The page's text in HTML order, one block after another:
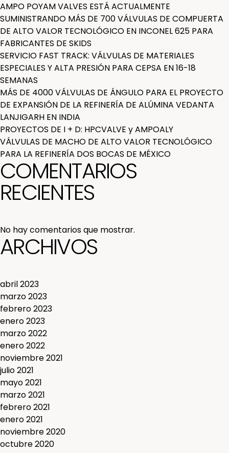
AMPO POYAM VALVES ESTÁ ACTUALMENTE
SUMINISTRANDO MÁS DE 700 VÁLVULAS DE COMPUERTA
DE ALTO VALOR TECNOLÓGICO EN INCONEL 625 PARA
FABRICANTES DE SKIDS
SERVICIO FAST TRACK: VÁLVULAS DE MATERIALES
ESPECIALES Y ALTA PRESIÓN PARA CEPSA EN 16-18
SEMANAS
MÁS DE 4000 VÁLVULAS DE ÁNGULO PARA EL PROYECTO
DE EXPANSIÓN DE LA REFINERÍA DE ALÚMINA VEDANTA
LANJIGARH EN INDIA
PROYECTOS DE I + D: HPCVALVE y AMPOALY
VÁLVULAS DE MACHO DE ALTO VALOR TECNOLÓGICO
PARA LA REFINERÍA DOS BOCAS DE MÉXICO
COMENTARIOS
RECIENTES
No hay comentarios que mostrar.
ARCHIVOS
abril 2023
marzo 2023
febrero 2023
enero 2023
marzo 2022
enero 2022
noviembre 2021
julio 2021
mayo 2021
marzo 2021
febrero 2021
enero 2021
noviembre 2020
octubre 2020